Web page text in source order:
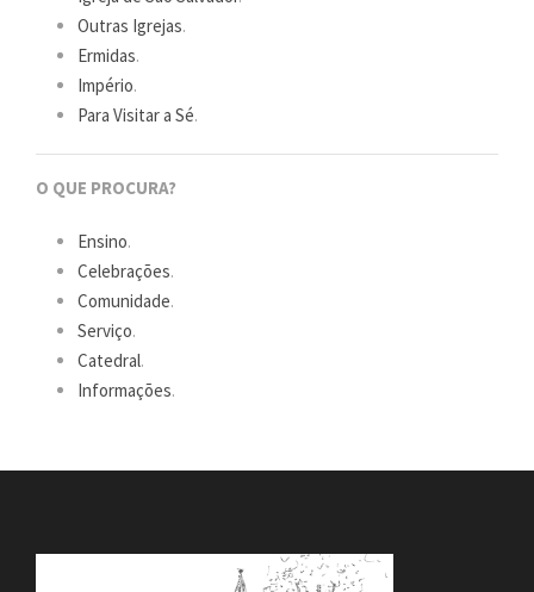
Outras Igrejas.
Ermidas.
Império.
Para Visitar a Sé.
O QUE PROCURA?
Ensino.
Celebrações.
Comunidade.
Serviço.
Catedral.
Informações.